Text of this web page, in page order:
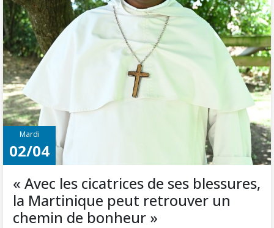
Mardi
02/04
« Avec les cicatrices de ses blessures,
la Martinique peut retrouver un
chemin de bonheur »